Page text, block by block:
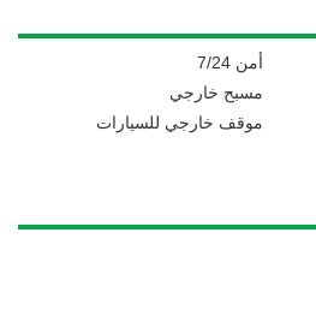
أمن 7/24
مسبح خارجي
موقف خارجي للسيارات